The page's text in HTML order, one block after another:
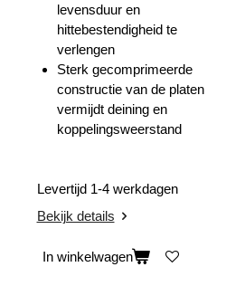
levensduur en
hittebestendigheid te
verlengen
Sterk gecomprimeerde
constructie van de platen
vermijdt deining en
koppelingsweerstand
Levertijd 1-4 werkdagen
Bekijk details
In winkelwagen